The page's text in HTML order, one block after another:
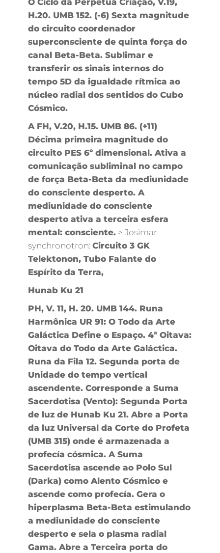
O Ciclo da Perpétua Criação, V.19,
H.20. UMB 152. (-6) Sexta magnitude
do circuito coordenador
superconsciente de quinta força do
canal Beta-Beta. Sublimar e
transferir os sinais internos do
tempo 5D da igualdade rítmica ao
núcleo radial dos sentidos do Cubo
Cósmico.
A FH, V.20, H.15. UMB 86. (+11)
Décima primeira magnitude do
circuito PES 6º dimensional. Ativa a
comunicação subliminal no campo
de força Beta-Beta da mediunidade
do consciente desperto. A
mediunidade do consciente
desperto ativa a terceira esfera
mental: consciente.> Josimar
synchronotron: Circuito 3 GK
Telektonon, Tubo Falante do
Espírito da Terra,
Hunab Ku 21
PH, V. 11, H. 20. UMB 144. Runa
Harmônica UR 91: O Todo da Arte
Galáctica Define o Espaço. 4ª Oitava:
Oitava do Todo da Arte Galáctica.
Runa da Fila 12. Segunda porta de
Unidade do tempo vertical
ascendente. Corresponde a Suma
Sacerdotisa (Vento): Segunda Porta
de luz de Hunab Ku 21. Abre a Porta
da luz Universal da Corte do Profeta
(UMB 315) onde é armazenada a
profecía cósmica. A Suma
Sacerdotisa ascende ao Polo Sul
(Darka) como Alento Cósmico e
ascende como profecía. Gera o
hiperplasma Beta-Beta estimulando
a mediunidade do consciente
desperto e sela o plasma radial
Gama. Abre a Terceira porta do